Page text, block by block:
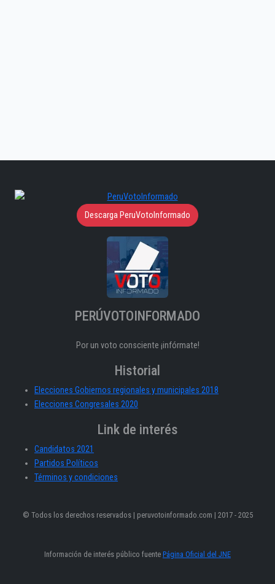
Descarga PeruVotoInformado
PERÚVOTOINFORMADO
Por un voto consciente ¡infórmate!
Historial
Elecciones Gobiernos regionales y municipales 2018
Elecciones Congresales 2020
Link de interés
Candidatos 2021
Partidos Políticos
Términos y condiciones
© Todos los derechos reservados | peruvotoinformado.com | 2017 - 2025
Información de interés público fuente Página Oficial del JNE